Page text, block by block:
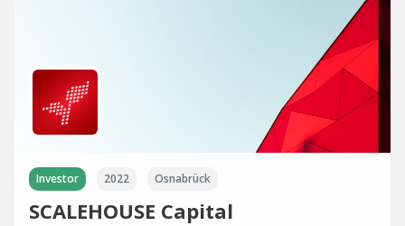
Investor 2022 Osnabrück
SCALEHOUSE Capital